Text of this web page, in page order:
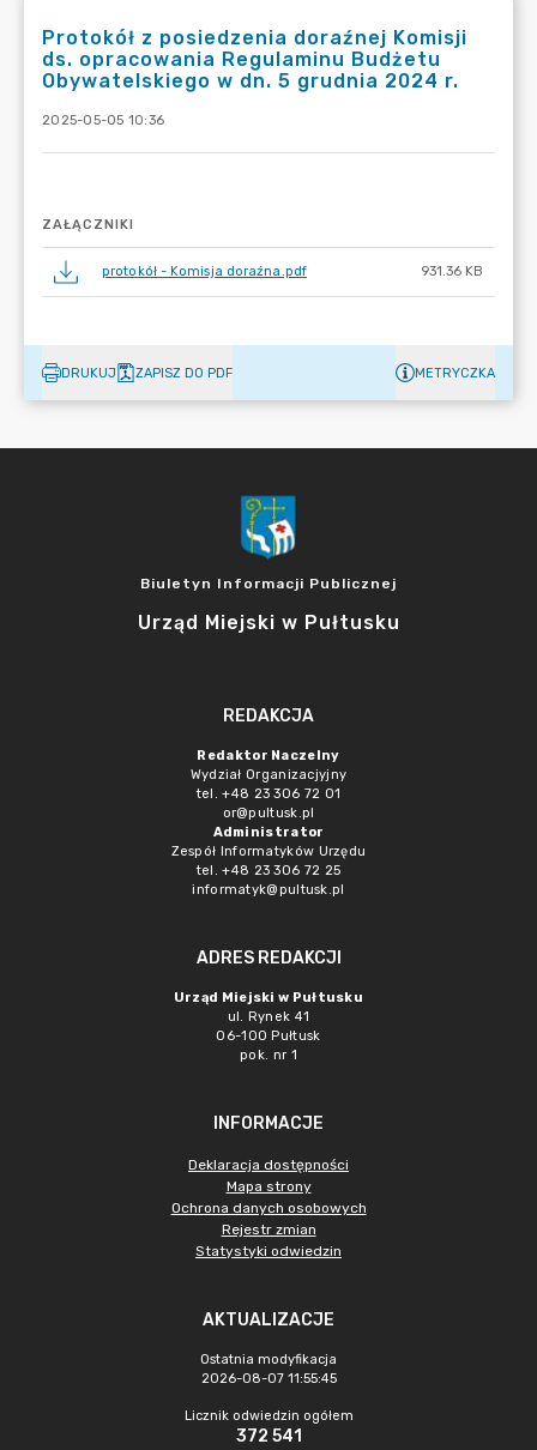
Protokół z posiedzenia doraźnej Komisji
ds. opracowania Regulaminu Budżetu
Obywatelskiego w dn. 5 grudnia 2024 r.
2025-05-05 10:36
ZAŁĄCZNIKI
protokół - Komisja doraźna.pdf 931.36 KB
DRUKUJ ZAPISZ DO PDF METRYCZKA
Biuletyn Informacji Publicznej
Urząd Miejski w Pułtusku
REDAKCJA
Redaktor Naczelny
Wydział Organizacjyjny
tel. +48 23 306 72 01
or@pultusk.pl
Administrator
Zespół Informatyków Urzędu
tel. +48 23 306 72 25
informatyk@pultusk.pl
ADRES REDAKCJI
Urząd Miejski w Pułtusku
ul. Rynek 41
06-100 Pułtusk
pok. nr 1
INFORMACJE
Deklaracja dostępności
Mapa strony
Ochrona danych osobowych
Rejestr zmian
Statystyki odwiedzin
AKTUALIZACJE
Ostatnia modyfikacja
2026-08-07 11:55:45
Licznik odwiedzin ogółem
372 541